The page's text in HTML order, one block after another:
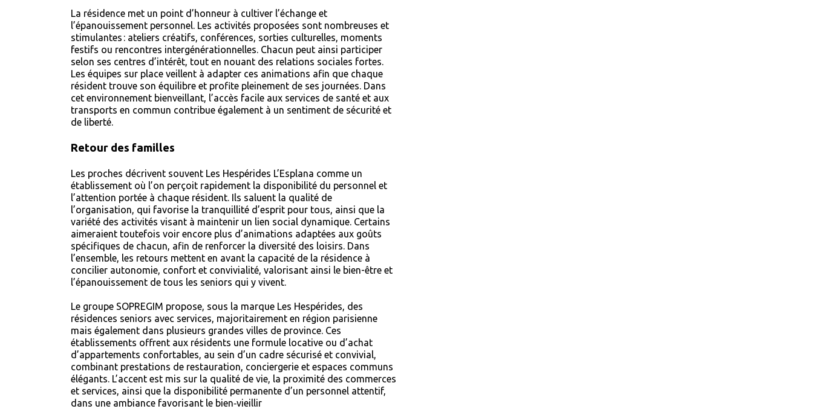
La résidence met un point d’honneur à cultiver l’échange et
l’épanouissement personnel. Les activités proposées sont nombreuses et
stimulantes : ateliers créatifs, conférences, sorties culturelles, moments
festifs ou rencontres intergénérationnelles. Chacun peut ainsi participer
selon ses centres d’intérêt, tout en nouant des relations sociales fortes.
Les équipes sur place veillent à adapter ces animations afin que chaque
résident trouve son équilibre et profite pleinement de ses journées. Dans
cet environnement bienveillant, l’accès facile aux services de santé et aux
transports en commun contribue également à un sentiment de sécurité et
de liberté.
Retour des familles
Les proches décrivent souvent Les Hespérides L’Esplana comme un
établissement où l’on perçoit rapidement la disponibilité du personnel et
l’attention portée à chaque résident. Ils saluent la qualité de
l’organisation, qui favorise la tranquillité d’esprit pour tous, ainsi que la
variété des activités visant à maintenir un lien social dynamique. Certains
aimeraient toutefois voir encore plus d’animations adaptées aux goûts
spécifiques de chacun, afin de renforcer la diversité des loisirs. Dans
l’ensemble, les retours mettent en avant la capacité de la résidence à
concilier autonomie, confort et convivialité, valorisant ainsi le bien-être et
l’épanouissement de tous les seniors qui y vivent.
Le groupe SOPREGIM propose, sous la marque Les Hespérides, des
résidences seniors avec services, majoritairement en région parisienne
mais également dans plusieurs grandes villes de province. Ces
établissements offrent aux résidents une formule locative ou d’achat
d’appartements confortables, au sein d’un cadre sécurisé et convivial,
combinant prestations de restauration, conciergerie et espaces communs
élégants. L’accent est mis sur la qualité de vie, la proximité des commerces
et services, ainsi que la disponibilité permanente d’un personnel attentif,
dans une ambiance favorisant le bien‑vieillir